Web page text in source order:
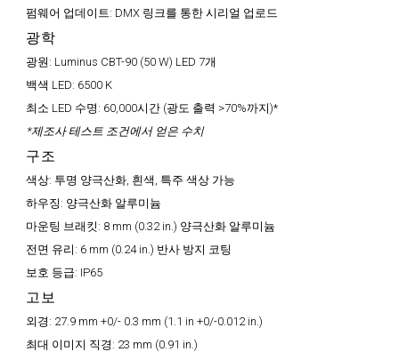
펌웨어 업데이트: DMX 링크를 통한 시리얼 업로드
광학
광원: Luminus CBT-90 (50 W) LED 7개
백색 LED: 6500 K
최소 LED 수명: 60,000시간 (광도 출력 >70%까지)*
*제조사 테스트 조건에서 얻은 수치
구조
색상: 투명 양극산화, 흰색, 특주 색상 가능
하우징: 양극산화 알루미늄
마운팅 브래킷: 8 mm (0.32 in.) 양극산화 알루미늄
전면 유리: 6 mm (0.24 in.) 반사 방지 코팅
보호 등급: IP65
고보
외경: 27.9 mm +0/- 0.3 mm (1.1 in +0/-0.012 in.)
최대 이미지 직경: 23 mm (0.91 in.)